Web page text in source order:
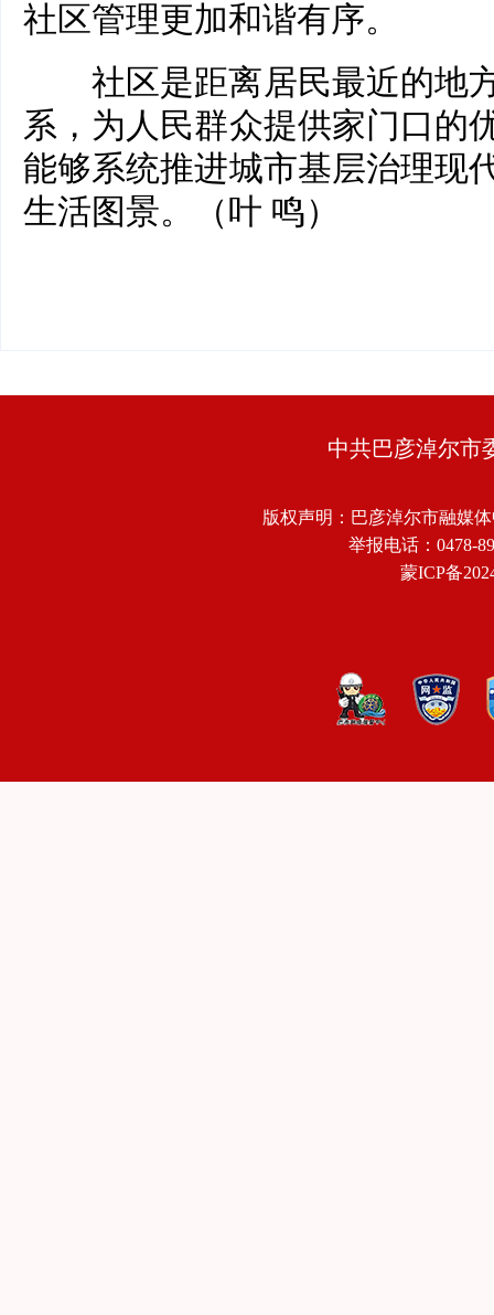
社区管理更加和谐有序。
社区是距离居民最近的地
系，为人民群众提供家门口的
能够系统推进城市基层治理现
生活图景。（叶 鸣）
中共巴彦淖尔市
版权声明：巴彦淖尔市融媒
举报电话：0478-
蒙ICP备